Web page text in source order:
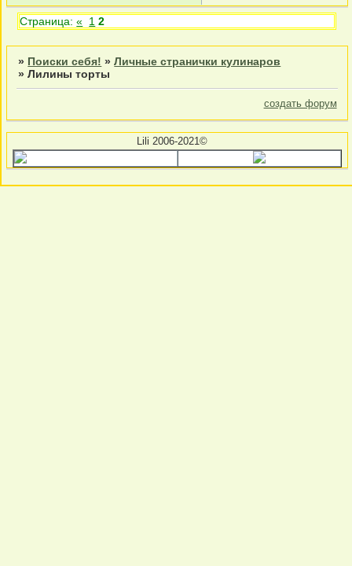
Страница:« 1 2
» Поиски себя! »Личные странички кулинаров
»Лилины торты
создать форум
Lili 2006-2021©